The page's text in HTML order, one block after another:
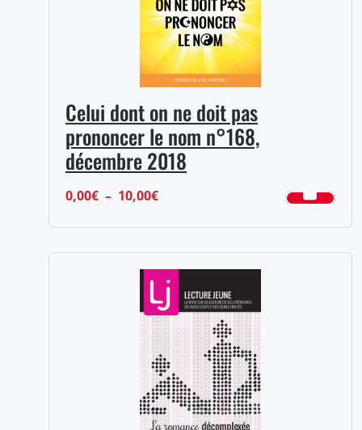
Celui dont on ne doit pas
prononcer le nom n°168,
décembre 2018
0,00€ – 10,00€Plage
0,00€
à
10,00€